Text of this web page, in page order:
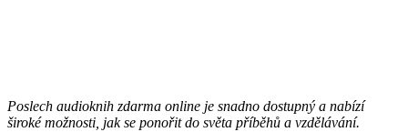
Poslech audioknih zdarma online je snadno dostupný a nabízí
široké možnosti, jak se ponořit do světa příběhů a vzdělávání.